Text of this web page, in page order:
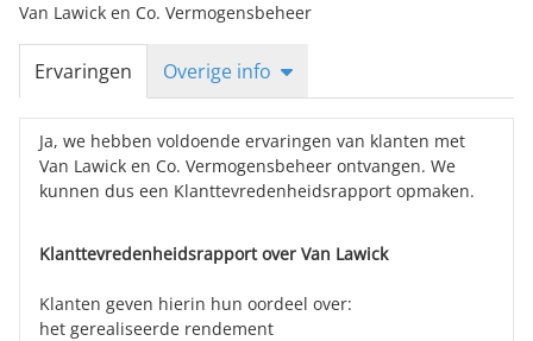
Van Lawick en Co. Vermogensbeheer
Ervaringen Overige info
Ja, we hebben voldoende ervaringen van klanten met
Van Lawick en Co. Vermogensbeheer ontvangen. We
kunnen dus een Klanttevredenheidsrapport opmaken.
Klanttevredenheidsrapport over Van Lawick
Klanten geven hierin hun oordeel over:
het gerealiseerde rendement